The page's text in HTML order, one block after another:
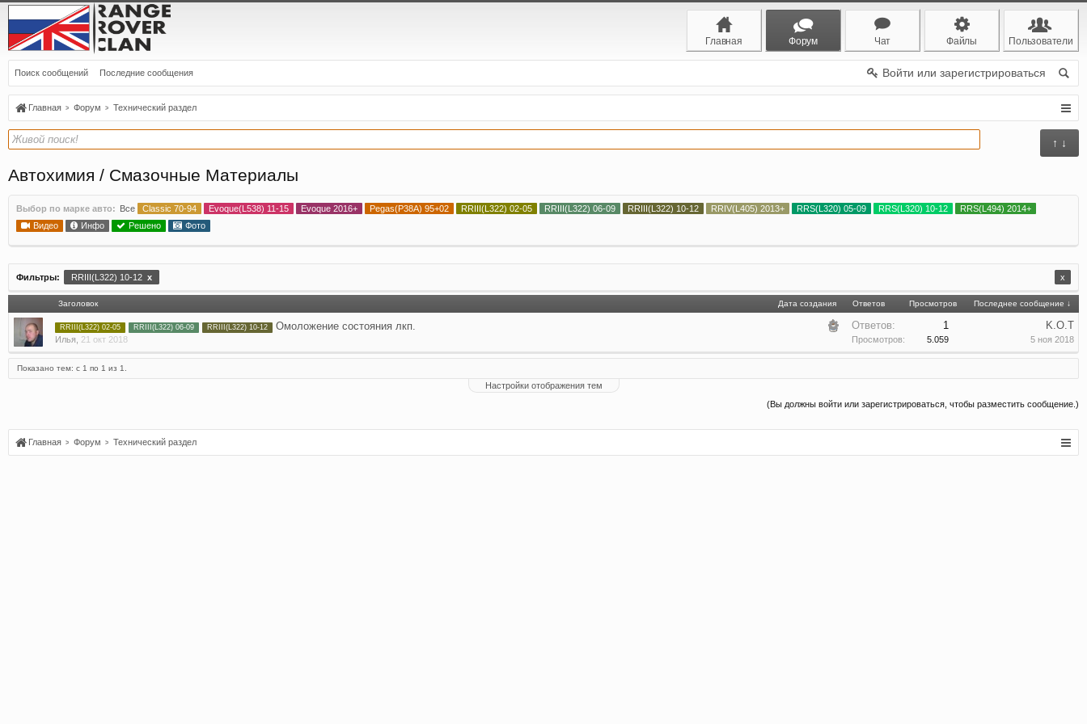
Главная Форум Чат Файлы Пользователи
Поиск сообщений Последние сообщения Войти или зарегистрироваться
Главная Форум Технический раздел
↑ ↓
Автохимия / Смазочные Материалы
Выбор по марке авто: Все Classic 70-94 Evoque(L538) 11-15 Evoque 2016+ Pegas(P38A) 95+02 RRIII(L322) 02-05 RRIII(L322) 06-09 RRIII(L322) 10-12 RRIV(L405) 2013+ RRS(L320) 05-09 RRS(L320) 10-12
RRS(L494) 2014+
Видео
Инфо Решено Фото
Фильтры: RRIII(L322) 10-12 x x
Заголовок Дата создания Ответов Просмотров Последнее сообщение ↓
RRIII(L322) 02-05 RRIII(L322) 06-09 RRIII(L322) 10-12 Омоложение состояния лкп.
Илья 21 окт 2018
Ответов: 1
Просмотров: 5.059
K.O.T
5 ноя 2018
Показано тем: с 1 по 1 из 1.
Настройки отображения тем
(Вы должны войти или зарегистрироваться, чтобы разместить сообщение.)
Главная Форум Технический раздел